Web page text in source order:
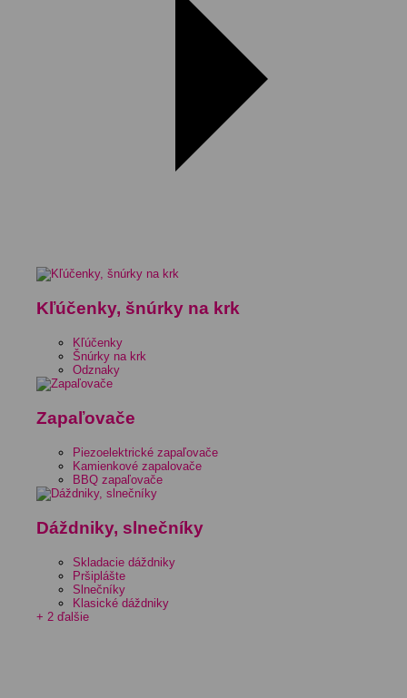
Kľúčenky, šnúrky na krk
Kľúčenky
Šnúrky na krk
Odznaky
Zapaľovače
Piezoelektrické zapaľovače
Kamienkové zapalovače
BBQ zapaľovače
Dáždniky, slnečníky
Skladacie dáždniky
Pršiplášte
Slnečníky
Klasické dáždniky
+ 2 ďalšie